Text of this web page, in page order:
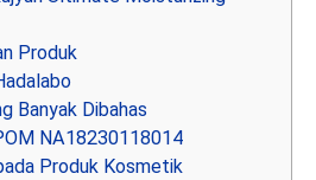
Produk
Banyak Dibahas
NA18230118014
Produk Kosmetik